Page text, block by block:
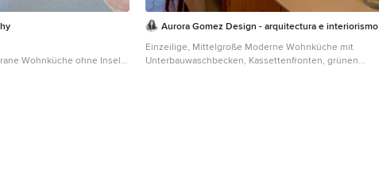
Wohnküche ohne Insel
Aurora Gomez Design - arquitectura e interiorismo
Einzeilige, Mittelgroße Moderne Wohnküche mit
Unterbauwaschbecken, Kassettenfronten, grünen